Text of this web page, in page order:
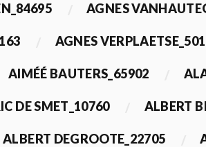
AGNES
AGNES
AIMÉÉ BAUTERS_65902
DE SMET_10760 ALBERT
ALBERT DEGROOTE_22705